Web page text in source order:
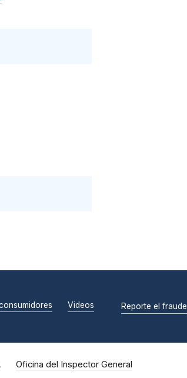
Videos Reporte el fraude
Oficina del Inspector General